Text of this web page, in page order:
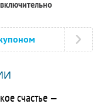
счастье —